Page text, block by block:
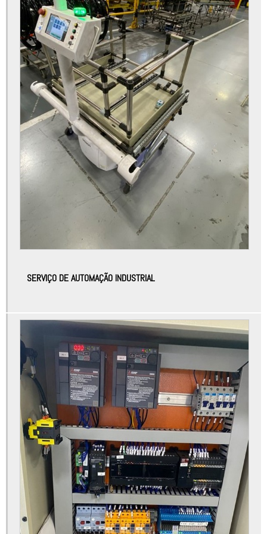
Automação industrial bauru
Automação industrial e robótica
Automação industrial em são paulo
Automação industrial empresas
Automação industrial equipamentos
Automação industrial máquinas
Automação industrial processos
Automação industrial sensores e atuadores
Automação linha de montagem
Automação linha de produção
Automação robótica de processos
Automação sensor de temperatura
Automatização robótica
Certificado de conformidade máquinas
Consultoria nr12
Desenvolvimento de máquinas
Desenvolvimento de máquinas ecoeficientes
Desenvolvimento de máquinas industriais
Desenvolvimento de máquinas simples
Empresa de adequação nr12
Empresa de automação industrial
Empresa de automação industrial sp
SERVIÇO DE AUTOMAÇÃO INDUSTRIAL